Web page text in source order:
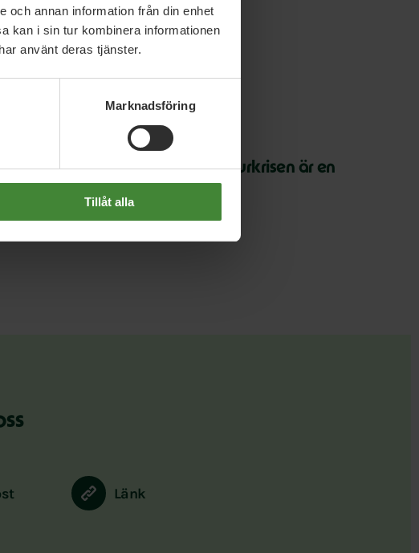
och annan information från din enhet
kan i sin tur kombinera informationen
använt deras tjänster.
Marknadsföring
Tillåt alla
Earth Overshoot Day: Naturkrisen är en
Länk